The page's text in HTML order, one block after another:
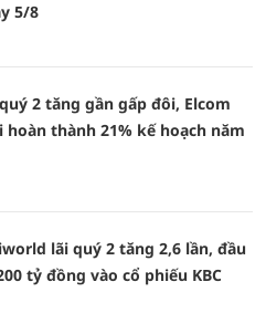
5/8
2 tăng gần gấp đôi, Elcom
hoàn thành 21% kế hoạch năm
lãi quý 2 tăng 2,6 lần, đầu
tỷ đồng vào cổ phiếu KBC